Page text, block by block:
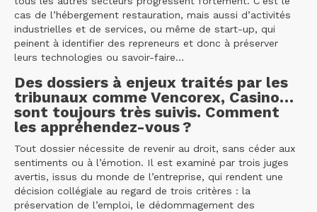
cas de l’hébergement restauration, mais aussi d’activités
industrielles et de services, ou même de start-up, qui
peinent à identifier des repreneurs et donc à préserver
leurs technologies ou savoir-faire…
Des dossiers à enjeux traités par les
tribunaux comme Vencorex, Casino…
sont toujours très suivis. Comment
les appréhendez-vous ?
Tout dossier nécessite de revenir au droit, sans céder aux
sentiments ou à l’émotion. Il est examiné par trois juges
avertis, issus du monde de l’entreprise, qui rendent une
décision collégiale au regard de trois critères : la
préservation de l’emploi, le dédommagement des